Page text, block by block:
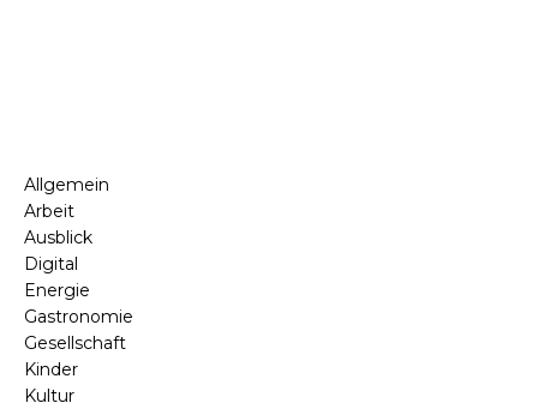
Allgemein
Arbeit
Ausblick
Digital
Energie
Gastronomie
Gesellschaft
Kinder
Kultur